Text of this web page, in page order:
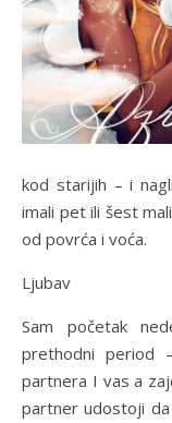
kod starijih – i
imali pet ili šest
od povrća i voća.
Ljubav
Sam početak
prethodni period
partnera I vas a
partner udostoji da